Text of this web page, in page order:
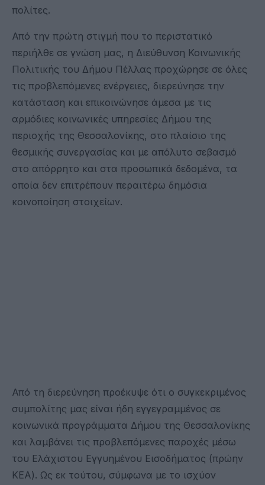
πολίτες.
Από την πρώτη στιγμή που το περιστατικό
περιήλθε σε γνώση μας, η Διεύθυνση Κοινωνικής
Πολιτικής του Δήμου Πέλλας προχώρησε σε όλες
τις προβλεπόμενες ενέργειες, διερεύνησε την
κατάσταση και επικοινώνησε άμεσα με τις
αρμόδιες κοινωνικές υπηρεσίες Δήμου της
περιοχής της Θεσσαλονίκης, στο πλαίσιο της
θεσμικής συνεργασίας και με απόλυτο σεβασμό
στο απόρρητο και στα προσωπικά δεδομένα, τα
οποία δεν επιτρέπουν περαιτέρω δημόσια
κοινοποίηση στοιχείων.
Από τη διερεύνηση προέκυψε ότι ο συγκεκριμένος
συμπολίτης μας είναι ήδη εγγεγραμμένος σε
κοινωνικά προγράμματα Δήμου της Θεσσαλονίκης
και λαμβάνει τις προβλεπόμενες παροχές μέσω
του Ελάχιστου Εγγυημένου Εισοδήματος (πρώην
ΚΕΑ). Ως εκ τούτου, σύμφωνα με το ισχύον